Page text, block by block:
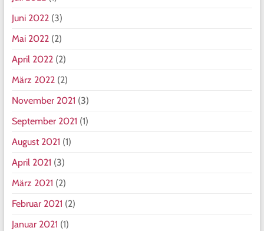
Juni 2022(3)
Mai 2022(2)
April 2022(2)
März 2022(2)
November 2021 (3)
September 2021 (1)
August 2021 (1)
April 2021 (3)
März 2021 (2)
Februar 2021 (2)
Januar 2021 (1)